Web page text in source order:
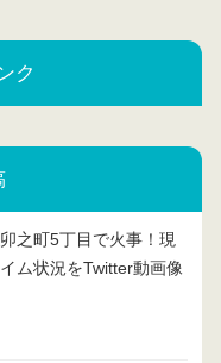
ク
之町5丁目で火事！現
ム状況をTwitter動画像